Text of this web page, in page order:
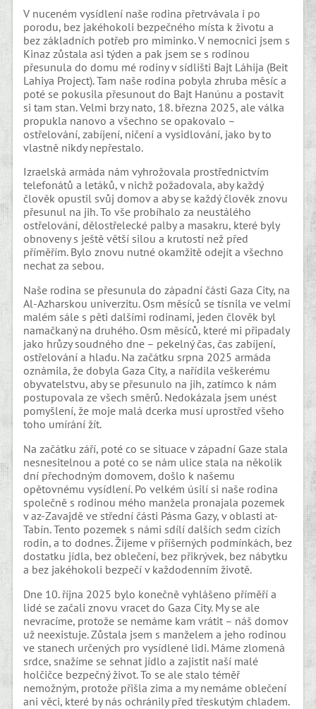
V nuceném vysídlení naše rodina přetrvávala i po
porodu, bez jakéhokoli bezpečného místa k životu a
bez základních potřeb pro miminko. V nemocnici jsem s
Kinaz zůstala asi týden a pak jsem se s rodinou
přesunula do domu mé rodiny v sídlišti Bajt Láhija (Beit
Lahiya Project). Tam naše rodina pobyla zhruba měsíc a
poté se pokusila přesunout do Bajt Hanúnu a postavit
si tam stan. Velmi brzy nato, 18. března 2025, ale válka
propukla nanovo a všechno se opakovalo –
ostřelování, zabíjení, ničení a vysidlování, jako by to
vlastně nikdy nepřestalo.
Izraelská armáda nám vyhrožovala prostřednictvím
telefonátů a letáků, v nichž požadovala, aby každý
člověk opustil svůj domov a aby se každý člověk znovu
přesunul na jih. To vše probíhalo za neustálého
ostřelování, dělostřelecké palby a masakru, které byly
obnoveny s ještě větší silou a krutostí než před
příměřím. Bylo znovu nutné okamžitě odejít a všechno
nechat za sebou.
Naše rodina se přesunula do západní části Gaza City, na
Al-Azharskou univerzitu. Osm měsíců se tísnila ve velmi
malém sále s pěti dalšími rodinami, jeden člověk byl
namačkaný na druhého. Osm měsíců, které mi připadaly
jako hrůzy soudného dne – pekelný čas, čas zabíjení,
ostřelování a hladu. Na začátku srpna 2025 armáda
oznámila, že dobyla Gaza City, a nařídila veškerému
obyvatelstvu, aby se přesunulo na jih, zatímco k nám
postupovala ze všech směrů. Nedokázala jsem unést
pomyšlení, že moje malá dcerka musí uprostřed všeho
toho umírání žít.
Na začátku září, poté co se situace v západní Gaze stala
nesnesitelnou a poté co se nám ulice stala na několik
dní přechodným domovem, došlo k našemu
opětovnému vysídlení. Po velkém úsilí si naše rodina
společně s rodinou mého manžela pronajala pozemek
v az-Zavajdě ve střední části Pásma Gazy, v oblasti at-
Tabín. Tento pozemek s námi sdílí dalších sedm cizích
rodin, a to dodnes. Žijeme v příšerných podmínkách, bez
dostatku jídla, bez oblečení, bez přikrývek, bez nábytku
a bez jakéhokoli bezpečí v každodenním životě.
Dne 10. října 2025 bylo konečně vyhlášeno příměří a
lidé se začali znovu vracet do Gaza City. My se ale
nevracíme, protože se nemáme kam vrátit – náš domov
už neexistuje. Zůstala jsem s manželem a jeho rodinou
ve stanech určených pro vysídlené lidi. Máme zlomená
srdce, snažíme se sehnat jídlo a zajistit naší malé
holčičce bezpečný život. To se ale stalo téměř
nemožným, protože přišla zima a my nemáme oblečení
ani věci, které by nás ochránily před třeskutým chladem.